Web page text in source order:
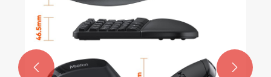
 